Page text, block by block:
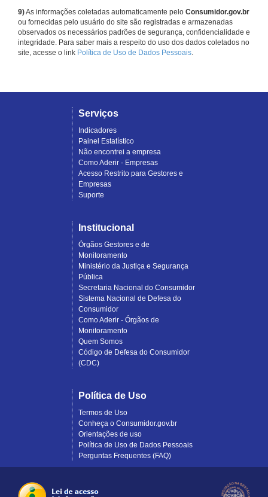
9)As informações coletadas automaticamente pelo Consumidor.gov.br
ou fornecidas pelo usuário do site são registradas e armazenadas
observados os necessários padrões de segurança, confidencialidade e
integridade. Para saber mais a respeito do uso dos dados coletados no
site, acesse o link Política de Uso de Dados Pessoais.
Serviços
Indicadores
Painel Estatístico
Não encontrei a empresa
Como Aderir - Empresas
Acesso Restrito para Gestores e
Empresas
Suporte
Institucional
Órgãos Gestores e de
Monitoramento
Ministério da Justiça e Segurança
Pública
Secretaria Nacional do Consumidor
Sistema Nacional de Defesa do
Consumidor
Como Aderir - Órgãos de
Monitoramento
Quem Somos
Código de Defesa do Consumidor
(CDC)
Política de Uso
Termos de Uso
Conheça o Consumidor.gov.br
Orientações de uso
Política de Uso de Dados Pessoais
Perguntas Frequentes (FAQ)